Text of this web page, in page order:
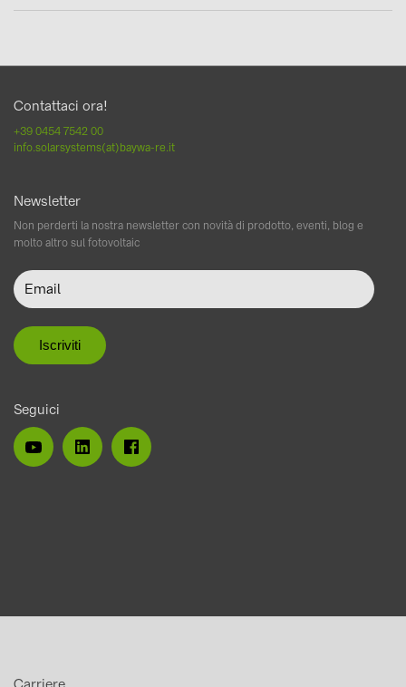
Contattaci ora!
+39 0454 7542 00
info.solarsystems(at)baywa-re.it
Newsletter
Non perderti la nostra newsletter con novità di prodotto, eventi, blog e
molto altro sul fotovoltaic
Seguici